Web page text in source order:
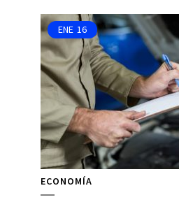
ENE 16
ECONOMÍA